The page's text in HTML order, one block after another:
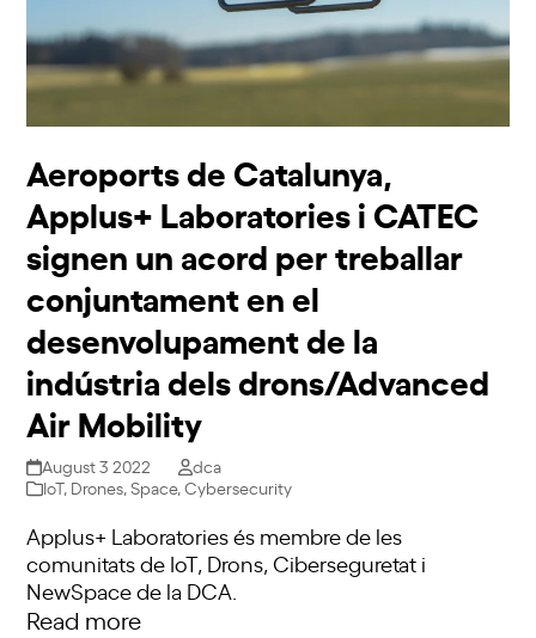
Aeroports de Catalunya,
Applus+ Laboratories i CATEC
signen un acord per treballar
conjuntament en el
desenvolupament de la
indústria dels drons/Advanced
Air Mobility
August 3 2022
dca
IoT, Drones,Space,Cybersecurity
Applus+ Laboratories és membre de les
comunitats de IoT, Drons, Ciberseguretat i
NewSpace de la DCA.
Read more